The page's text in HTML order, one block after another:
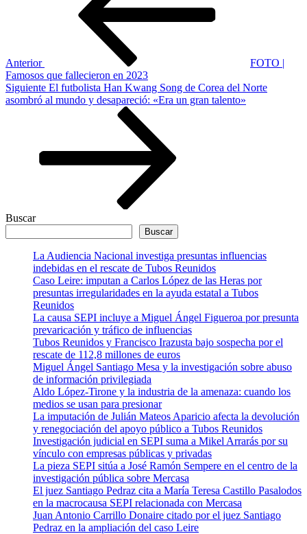
Anterior
FOTO |
Famosos que fallecieron en 2023
Siguiente
entrada
Siguiente El futbolista Han Kwang Song de Corea del Norte
asombró al mundo y desapareció: «Era un gran talento»
Buscar
Buscar
La Audiencia Nacional investiga presuntas influencias
indebidas en el rescate de Tubos Reunidos
Caso Leire: imputan a Carlos López de las Heras por
presuntas irregularidades en la ayuda estatal a Tubos
Reunidos
La causa SEPI incluye a Miguel Ángel Figueroa por presunta
prevaricación y tráfico de influencias
Tubos Reunidos y Francisco Irazusta bajo sospecha por el
rescate de 112,8 millones de euros
Miguel Ángel Santiago Mesa y la investigación sobre abuso
de información privilegiada
Aldo López-Tirone y la industria de la amenaza: cuando los
medios se usan para presionar
La imputación de Julián Mateos Aparicio afecta la devolución
y renegociación del apoyo público a Tubos Reunidos
Investigación judicial en SEPI suma a Mikel Arrarás por su
vínculo con empresas públicas y privadas
La pieza SEPI sitúa a José Ramón Sempere en el centro de la
investigación pública sobre Mercasa
El juez Santiago Pedraz cita a María Teresa Castillo Pasalodos
en la macrocausa SEPI relacionada con Mercasa
Juan Antonio Carrillo Donaire citado por el juez Santiago
Pedraz en la ampliación del caso Leire